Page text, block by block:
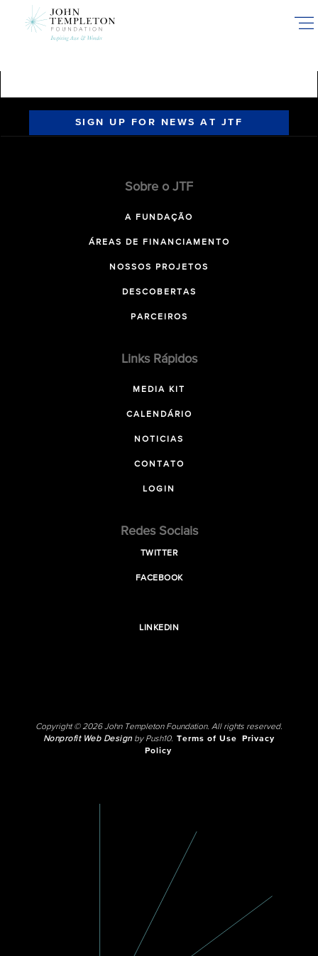
SIGN UP FOR NEWS AT JTF
Sobre o JTF
A FUNDAÇÃO
ÁREAS DE FINANCIAMENTO
NOSSOS PROJETOS
DESCOBERTAS
PARCEIROS
Links Rápidos
MEDIA KIT
CALENDÁRIO
NOTICIAS
CONTATO
LOGIN
Redes Sociais
TWITTER
FACEBOOK
LINKEDIN
Copyright © 2026 John Templeton Foundation. All rights reserved.
Nonprofit Web Designby Push10. Terms of Use
Privacy
Policy